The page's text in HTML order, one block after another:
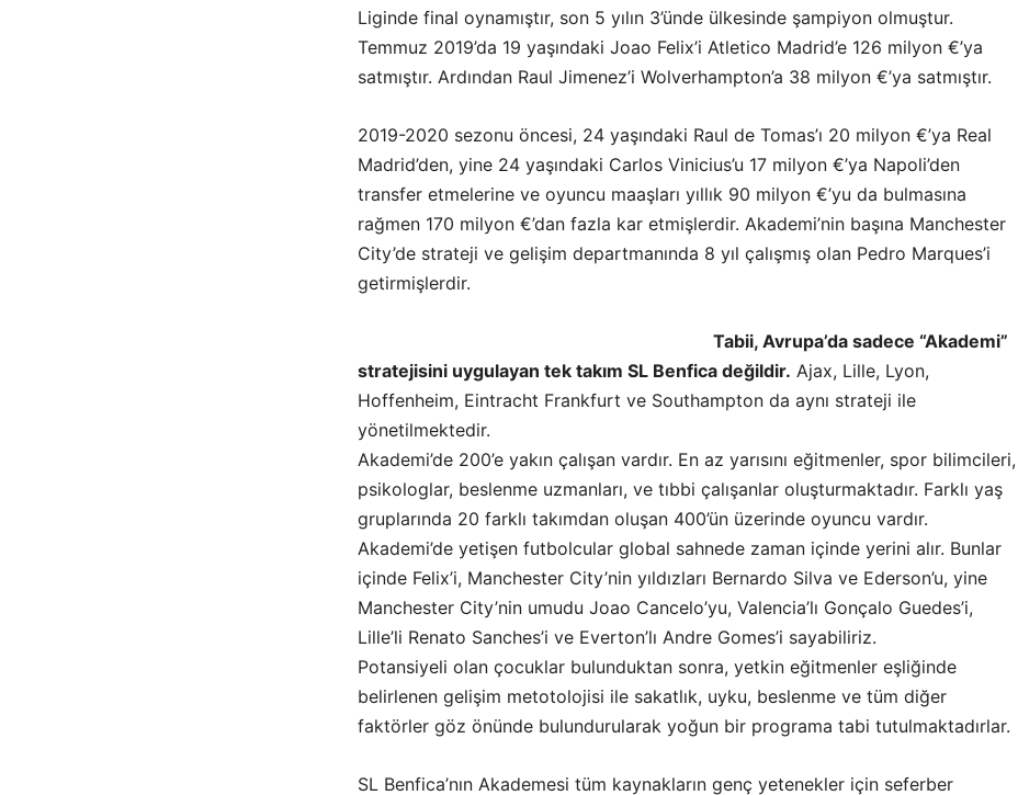
Liginde final oynamıştır, son 5 yılın 3’ünde ülkesinde şampiyon olmuştur.
Temmuz 2019’da 19 yaşındaki Joao Felix’i Atletico Madrid’e 126 milyon €’ya
satmıştır. Ardından Raul Jimenez’i Wolverhampton’a 38 milyon €’ya satmıştır.
2019-2020 sezonu öncesi, 24 yaşındaki Raul de Tomas’ı 20 milyon €’ya Real
Madrid’den, yine 24 yaşındaki Carlos Vinicius’u 17 milyon €’ya Napoli’den
transfer etmelerine ve oyuncu maaşları yıllık 90 milyon €’yu da bulmasına
rağmen 170 milyon €’dan fazla kar etmişlerdir. Akademi’nin başına Manchester
City’de strateji ve gelişim departmanında 8 yıl çalışmış olan Pedro Marques’i
getirmişlerdir.
Tabii, Avrupa’da sadece “Akademi”
stratejisini uygulayan tek takım SL Benfica değildir. Ajax, Lille, Lyon,
Hoffenheim, Eintracht Frankfurt ve Southampton da aynı strateji ile
yönetilmektedir.
Akademi’de 200’e yakın çalışan vardır. En az yarısını eğitmenler, spor bilimcileri,
psikologlar, beslenme uzmanları, ve tıbbi çalışanlar oluşturmaktadır. Farklı yaş
gruplarında 20 farklı takımdan oluşan 400’ün üzerinde oyuncu vardır.
Akademi’de yetişen futbolcular global sahnede zaman içinde yerini alır. Bunlar
içinde Felix’i, Manchester City’nin yıldızları Bernardo Silva ve Ederson’u, yine
Manchester City’nin umudu Joao Cancelo’yu, Valencia’lı Gonçalo Guedes’i,
Lille’li Renato Sanches’i ve Everton’lı Andre Gomes’i sayabiliriz.
Potansiyeli olan çocuklar bulunduktan sonra, yetkin eğitmenler eşliğinde
belirlenen gelişim metotolojisi ile sakatlık, uyku, beslenme ve tüm diğer
faktörler göz önünde bulundurularak yoğun bir programa tabi tutulmaktadırlar.
SL Benfica’nın Akademesi tüm kaynakların genç yetenekler için seferber